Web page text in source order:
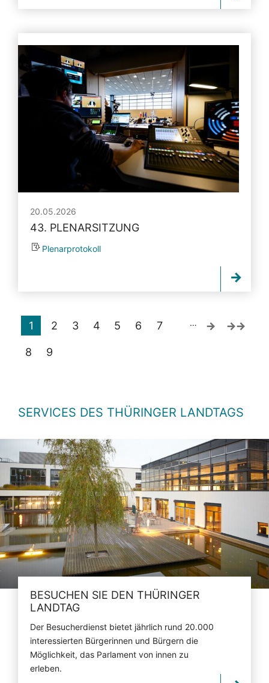
20.05.2026
43. PLENARSITZUNG
Plenarprotokoll
1 2 3 4 5 6 7
8 9
…
SERVICES DES THÜRINGER LANDTAGS
BESUCHEN SIE DEN THÜRINGER
LANDTAG
Der Besucherdienst bietet jährlich rund 20.000
interessierten Bürgerinnen und Bürgern die
Möglichkeit, das Parlament von innen zu
erleben.